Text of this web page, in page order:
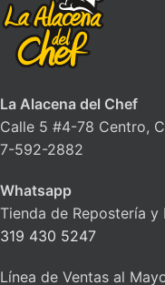
La Alacena del Chef
Calle 5 #4-78 Centro,
7-592-2882
Whatsapp
Tienda de Repostería y
319 430 5247
Línea de Ventas al